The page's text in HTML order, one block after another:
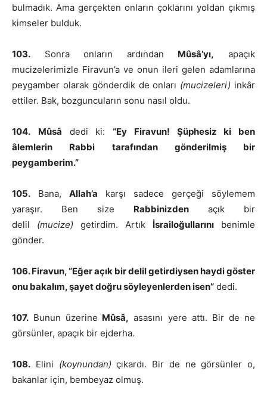
bulmadık. Ama gerçekten onların çoklarını yoldan çıkmış
kimseler bulduk.
103. Sonra onların ardından Mûsâ’yı, apaçık
mucizelerimizle Firavun’a ve onun ileri gelen adamlarına
peygamber olarak gönderdik de onları (mucizeleri) inkâr
ettiler. Bak, bozguncuların sonu nasıl oldu.
104. Mûsâ dedi ki: “Ey Firavun! Şüphesiz ki ben
âlemlerin Rabbi tarafından gönderilmiş bir
peygamberim.”
105. Bana, Allah’a karşı sadece gerçeği söylemem
yaraşır. Ben size Rabbinizden açık bir
delil (mucize) getirdim. Artık İsrailoğullarını benimle
gönder.
106. Firavun, “Eğer açık bir delil getirdiysen haydi göster
onu bakalım, şayet doğru söyleyenlerden isen” dedi.
107. Bunun üzerine Mûsâ, asasını yere attı. Bir de ne
görsünler, apaçık bir ejderha.
108. Elini (koynundan) çıkardı. Bir de ne görsünler o,
bakanlar için, bembeyaz olmuş.